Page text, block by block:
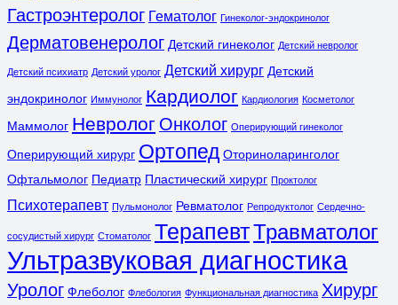
Гастроэнтеролог Гематолог Гинеколог-эндокринолог
Дерматовенеролог Детский гинеколог Детский невролог
Детский психиатр Детский уролог Детский хирург Детский
эндокринолог Иммунолог Кардиолог Кардиология Косметолог
Маммолог Невролог Онколог Оперирующий гинеколог
Оперирующий хирург Ортопед Оториноларинголог
Офтальмолог Педиатр Пластический хирург Проктолог
Психотерапевт Пульмонолог Ревматолог Репродуктолог Сердечно-
сосудистый хирург Стоматолог ТерапевтТравматолог
Ультразвуковая диагностика
Уролог Флеболог Флебология Функциональная диагностика Хирург